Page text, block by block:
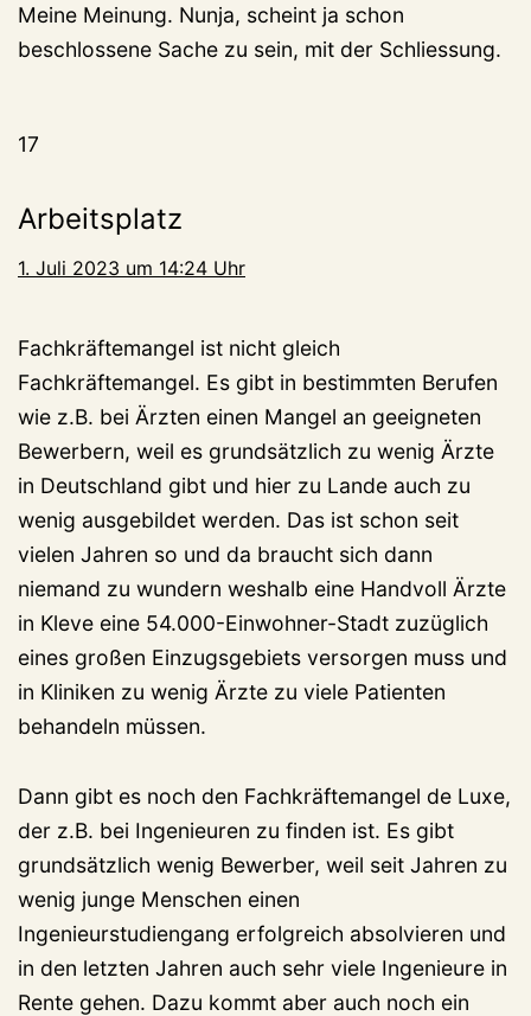
Meine Meinung. Nunja, scheint ja schon
beschlossene Sache zu sein, mit der Schliessung.
17
Arbeitsplatz
1. Juli 2023 um 14:24 Uhr
Fachkräftemangel ist nicht gleich
Fachkräftemangel. Es gibt in bestimmten Berufen
wie z.B. bei Ärzten einen Mangel an geeigneten
Bewerbern, weil es grundsätzlich zu wenig Ärzte
in Deutschland gibt und hier zu Lande auch zu
wenig ausgebildet werden. Das ist schon seit
vielen Jahren so und da braucht sich dann
niemand zu wundern weshalb eine Handvoll Ärzte
in Kleve eine 54.000-Einwohner-Stadt zuzüglich
eines großen Einzugsgebiets versorgen muss und
in Kliniken zu wenig Ärzte zu viele Patienten
behandeln müssen.
Dann gibt es noch den Fachkräftemangel de Luxe,
der z.B. bei Ingenieuren zu finden ist. Es gibt
grundsätzlich wenig Bewerber, weil seit Jahren zu
wenig junge Menschen einen
Ingenieurstudiengang erfolgreich absolvieren und
in den letzten Jahren auch sehr viele Ingenieure in
Rente gehen. Dazu kommt aber auch noch ein